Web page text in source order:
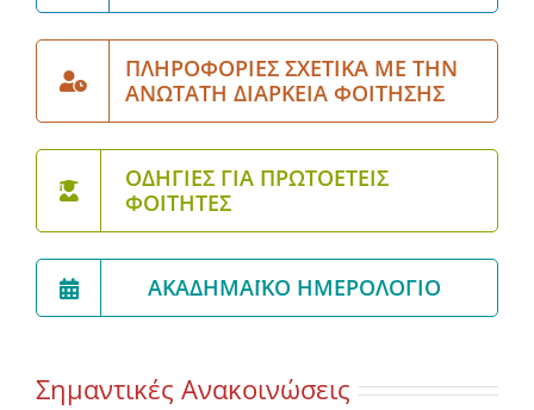
ΠΛΗΡΟΦΟΡΊΕΣ ΣΧΕΤΙΚΆ ΜΕ ΤΗΝ
ΑΝΏΤΑΤΗ ΔΙΆΡΚΕΙΑ ΦΟΊΤΗΣΗΣ
ΟΔΗΓΊΕΣ ΓΙΑ ΠΡΩΤΟΕΤΕΊΣ
ΦΟΙΤΗΤΈΣ
ΑΚΑΔΗΜΑΪΚΌ ΗΜΕΡΟΛΌΓΙΟ
Σημαντικές Ανακοινώσεις